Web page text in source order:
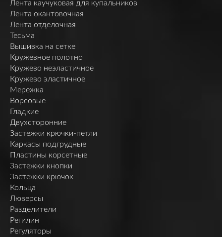
Лента каучуковая для купальников
Лента окантовочная
Лента отделочная
Тесьма
Вышивка на сетке
Кружевное полотно
Кружево неэластичное
Кружево эластичное
Мережка
Ворсовые
Гладкие
Двухсторонние
Застежки крючки-петли
Каркасы подгрудные
Пластины корсетные
Застежки кнопки
Застежки крючок
Кольца
Люверсы
Разделители
Регилин
Регуляторы